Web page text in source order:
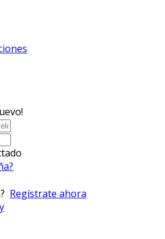
Regístrate ahora